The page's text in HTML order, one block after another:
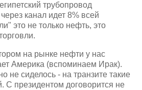
трубопровод
канал идет 8% всей
это не только нефть, это
на рынке нефти у нас
Америка (вспоминаем Ирак).
не сиделось - на транзите такие
С президентом договорится не